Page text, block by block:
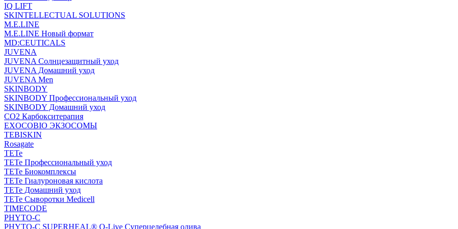
IQ LIFT
SKINTELLECTUAL SOLUTIONS
M.E.LINE
M.E.LINE Новый формат
MD:CEUTICALS
JUVENA
JUVENA Солнцезащитный уход
JUVENA Домашний уход
JUVENA Men
SKINBODY
SKINBODY Профессиональный уход
SKINBODY Домашний уход
CO2 Карбокситерапия
EXOCOBIO ЭКЗОСОМЫ
TEBISKIN
Rosagate
TETe
TETe Профессиональный уход
TETe Биокомплексы
TETe Гиалуроновая кислота
TETe Домашний уход
TETe Сыворотки Medicell
TIMECODE
PHYTO-C
PHYTO-C SUPERHEAL® O-Live Суперцелебная олива